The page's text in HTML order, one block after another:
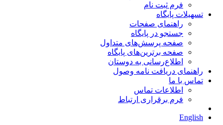
فرم ثبت نام
تسهیلات پایگاه
راهنمای صفحات
جستجو در پایگاه
صفحه پرسش‌های متداول
صفحه برترین‌های پایگاه
اطلاع‌رسانی به دوستان
راهنمای دریافت نامه وصول
تماس با ما
اطلاعات تماس
فرم برقراری ارتباط
English